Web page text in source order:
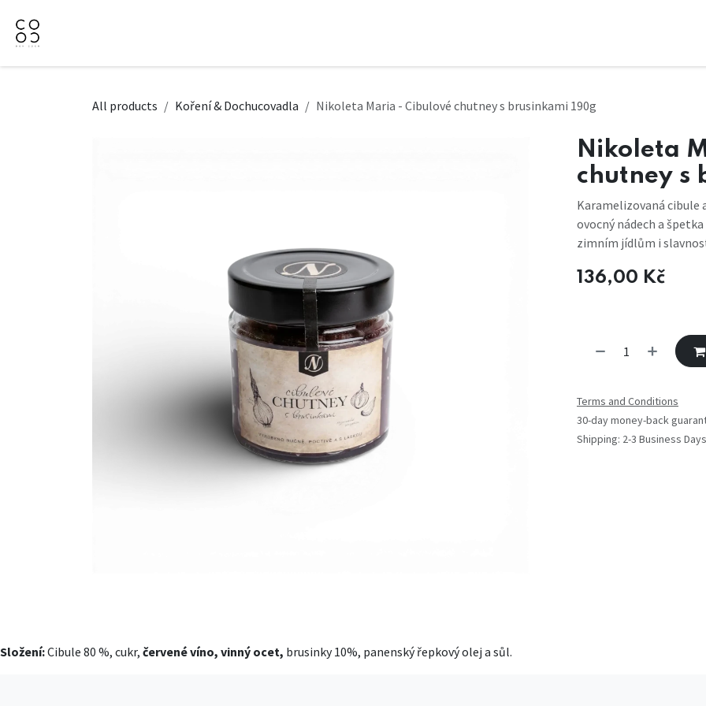
All products Koření & Dochucovadla Nikoleta Maria - Cibulové chutney s brusinkami 190g
Nikoleta
chutney s
Karamelizovaná cibule
ovocný nádech a
zimním jídlům i
136,00 Kč
Terms and Conditions
30-day money-back
Shipping: 2-3 Business Days
Složení:Cibule 80 %, cukr, červené víno, vinný ocet, brusinky 10%, panenský řepkový olej a sůl.